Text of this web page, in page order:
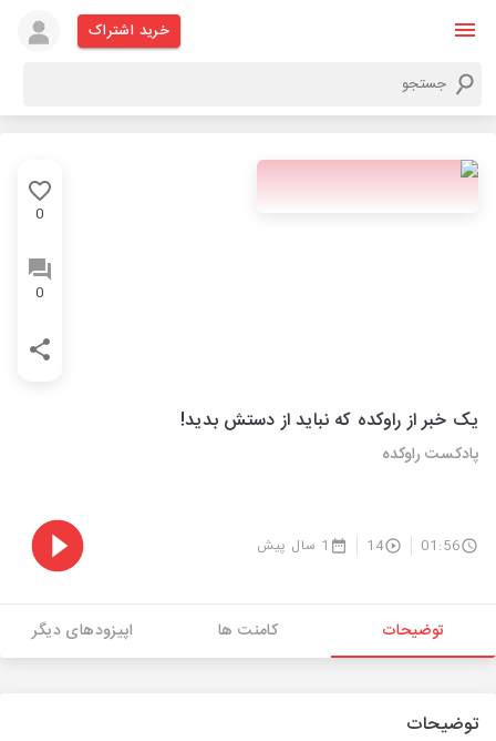
خرید اشتراک
0
0
یک خبر از راوکده که نباید از دستش بدید!
پادکست راوکده
01:56
14 1 سال پیش
توضیحات کامنت ها اپیزودهای دیگر
توضیحات